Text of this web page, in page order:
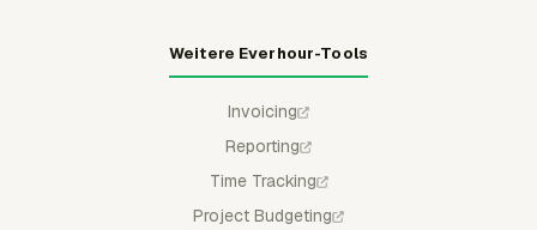
Weitere Everhour-Tools
Invoicing
Reporting
Time Tracking
Project Budgeting